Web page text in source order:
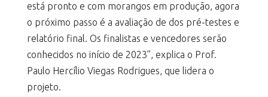
está pronto e com morangos em produção, agora
o próximo passo é a avaliação de dos pré-testes e
relatório final. Os finalistas e vencedores serão
conhecidos no início de 2023”, explica o Prof.
Paulo Hercílio Viegas Rodrigues, que lidera o
projeto.